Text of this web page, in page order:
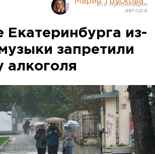
Екатеринбурга из-
запретили
алкоголя